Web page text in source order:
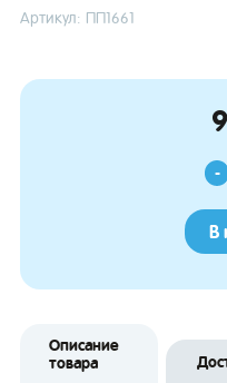
Артикул: ПП1661
-
В
Описание
товара